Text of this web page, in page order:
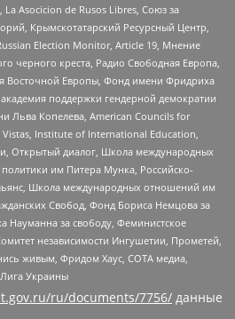
La Asocicion de Rusos Libres, Союз за
Крымскотатарский Ресурсный Центр,
Election Monitor, Article 19, Мнение
черного креста, Радио Свободная Европа,
Восточной Европы, Фонд имени Фридриха
поддержки гендерной демократии
Льва Копелева, American Councils for
Institute of International Education,
Открытый диалог, Школа международных
им Питера Мунка, Российско-
Школа международных отношений им
Свобод, Фонд Бориса Немцова за
за свободу, Феминистское
независимости Ингушетии, Прометей,
живым, Фридом Хаус, СОТА медиа,
Украины
ru/documents/7756/ данные